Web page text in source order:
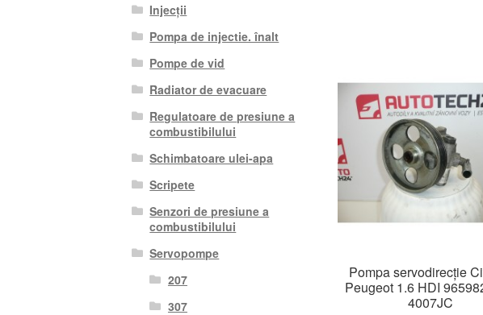
Pompa servodirecție
Peugeot 1.6 HDI
4007JC
Injecții
Pompa de injectie. înalt
Pompe de vid
Radiator de evacuare
Regulatoare de presiune a
combustibilului
Schimbatoare ulei-apa
Scripete
Senzori de presiune a
combustibilului
Servopompe
207
307